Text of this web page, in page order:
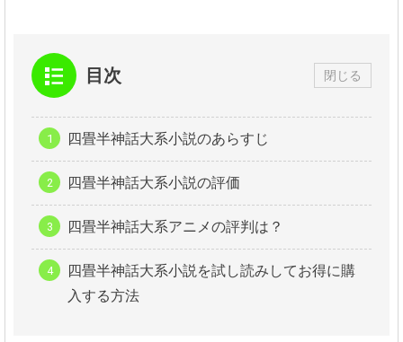
目次 閉じる
四畳半神話大系小説のあらすじ
四畳半神話大系小説の評価
四畳半神話大系アニメの評判は？
四畳半神話大系小説を試し読みしてお得に購
入する方法